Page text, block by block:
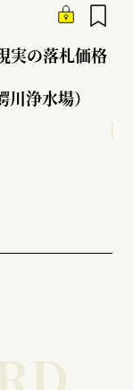
実の落札価格
浄水場）